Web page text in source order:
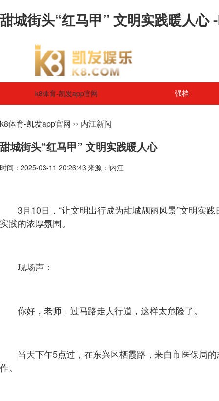
甜城街头“红马甲” 文明实践暖人心
k8体育-凯发app官网 强档
k8体育-凯发app官网 ›› 内江新闻
甜城街头“红马甲” 文明实践暖人心
时间：2025-03-11 20:26:43 来源：i内江
3月10日，“让文明出行成为甜城靓丽风景”文明实
实践的浓厚氛围。
现场声：
你好，老师，过马路走人行道，这样太危险了。
当天下午5点过，在东兴区栖霞路，来自市医保局
作。